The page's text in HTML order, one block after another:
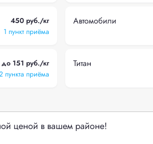
450 руб./кг
1 пункт приёма
Автомобили
до 151 руб./кг
пункта приёма
Титан
ценой в вашем районе!